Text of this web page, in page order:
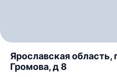
Ярославская область,
Громова, д 8